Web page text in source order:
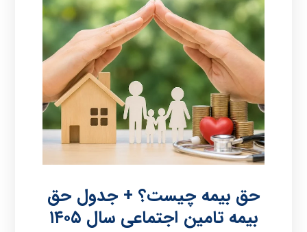
حق بیمه چیست؟ + جدول حق
بیمه تامین اجتماعی سال ۱۴۰۵